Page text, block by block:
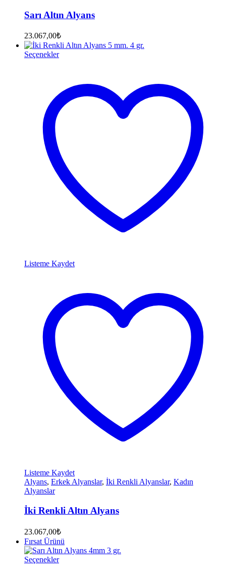
Sarı Altın Alyans
23.067,00₺
Seçenekler
Listeme Kaydet
Listeme Kaydet
Alyans, Erkek Alyanslar, İki Renkli Alyanslar, Kadın
Alyanslar
İki Renkli Altın Alyans
23.067,00₺
Fırsat Ürünü
Seçenekler